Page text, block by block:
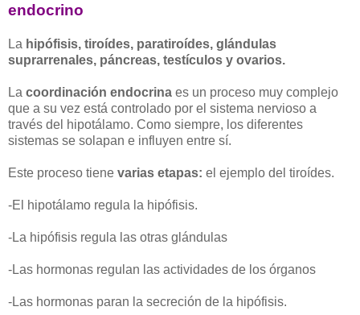
endocrino
La hipófisis, tiroídes, paratiroídes, glándulas
suprarrenales, páncreas, testículos y ovarios.
La coordinación endocrina es un proceso muy complejo
que a su vez está controlado por el sistema nervioso a
través del hipotálamo. Como siempre, los diferentes
sistemas se solapan e influyen entre sí.
Este proceso tiene varias etapas: el ejemplo del tiroídes.
-El hipotálamo regula la hipófisis.
-La hipófisis regula las otras glándulas
-Las hormonas regulan las actividades de los órganos
-Las hormonas paran la secreción de la hipófisis.